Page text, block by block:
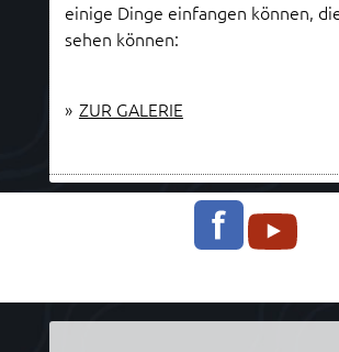
einige Dinge einfangen können,
sehen können:
» ZUR GALERIE